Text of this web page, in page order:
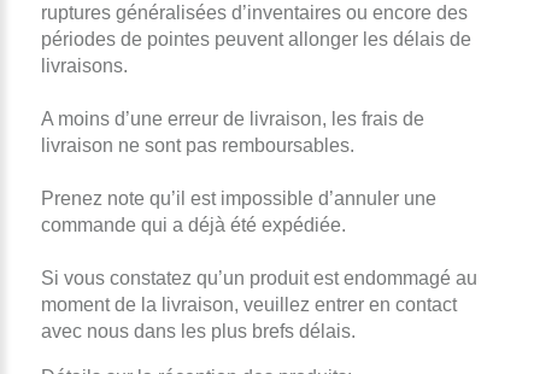
ruptures généralisées d’inventaires ou encore des
périodes de pointes peuvent allonger les délais de
livraisons.
A moins d’une erreur de livraison, les frais de
livraison ne sont pas remboursables.
Prenez note qu’il est impossible d’annuler une
commande qui a déjà été expédiée.
Si vous constatez qu’un produit est endommagé au
moment de la livraison, veuillez entrer en contact
avec nous dans les plus brefs délais.